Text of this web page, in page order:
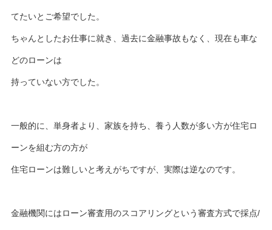
てたいとご希望でした。
ちゃんとしたお仕事に就き、過去に金融事故もなく、現在も車な
どのローンは
持っていない方でした。
一般的に、単身者より、家族を持ち、養う人数が多い方が住宅ロ
ーンを組む方の方が
住宅ローンは難しいと考えがちですが、実際は逆なのです。
金融機関にはローン審査用のスコアリングという審査方式で採点/